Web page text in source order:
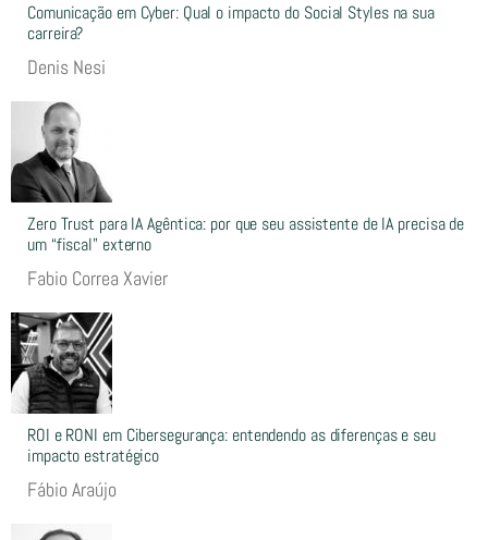
Comunicação em Cyber: Qual o impacto do Social Styles na sua
carreira?
Denis Nesi
Zero Trust para IA Agêntica: por que seu assistente de IA precisa de
um “fiscal” externo
Fabio Correa Xavier
ROI e RONI em Cibersegurança: entendendo as diferenças e seu
impacto estratégico
Fábio Araújo